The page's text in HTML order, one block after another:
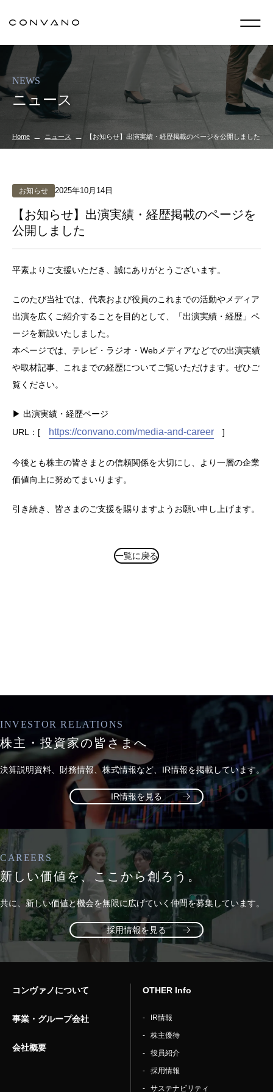
NEWS
ニュース
Home ニュース 【お知らせ】出演実績・経歴掲載のページを公開しました
お知らせ 2025年10月14日
【お知らせ】出演実績・経歴掲載のページを
公開しました
平素よりご支援いただき、誠にありがとうございます。
このたび当社では、代表および役員のこれまでの活動やメディア
出演を広くご紹介することを目的として、「出演実績・経歴」ペ
ージを新設いたしました。
本ページでは、テレビ・ラジオ・Webメディアなどでの出演実績
や取材記事、これまでの経歴についてご覧いただけます。ぜひご
覧ください。
▶ 出演実績・経歴ページ
URL：[
https://convano.com/media-and-career ]
今後とも株主の皆さまとの信頼関係を大切にし、より一層の企業
価値向上に努めてまいります。
引き続き、皆さまのご支援を賜りますようお願い申し上げます。
一覧に戻る
INVESTOR RELATIONS
株主・投資家の 皆さまへ
決算説明資料、財務情報、株式情報など、 IR情報を掲載しています。
IR情報を見る
CAREERS
新しい価値を、 ここから創ろう。
共に、新しい価値と機会を無限に広げていく 仲間を募集しています。
採用情報を見る
コンヴァノについて
事業・グループ会社
会社概要
OTHER Info
IR情報
株主優待
役員紹介
採用情報
サステナビリティ